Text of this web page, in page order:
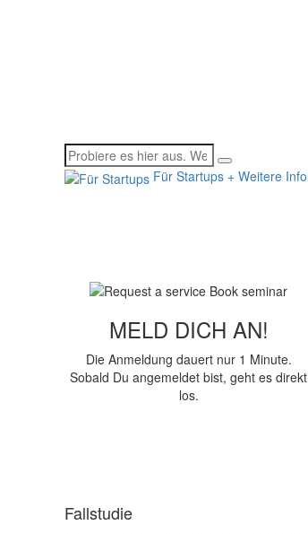
Für Startups + Weitere
MELD DICH AN!
Die Anmeldung dauert nur 1 Minute.
Sobald Du angemeldet bist, geht es direkt
los.
Fallstudie